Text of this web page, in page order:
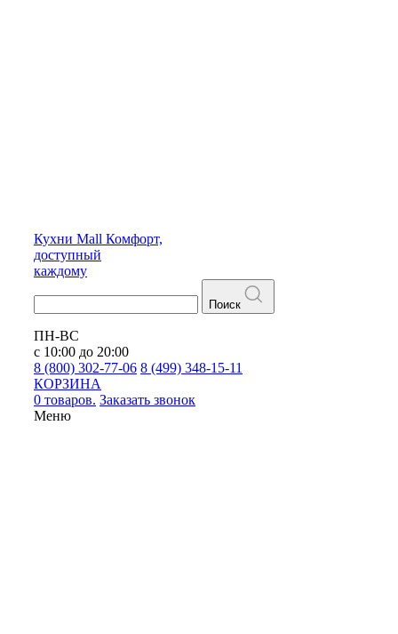
Кухни Mall Комфорт,
доступный
каждому
Поиск
ПН-ВС
с 10:00 до 20:00
8 (800) 302-77-06 8 (499) 348-15-11
КОРЗИНА
0 товаров. Заказать звонок
Меню